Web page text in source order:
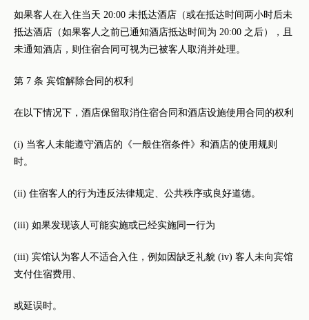
如果客人在入住当天 20:00 未抵达酒店（或在抵达时间两小时后未
抵达酒店（如果客人之前已通知酒店抵达时间为 20:00 之后），且
未通知酒店，则住宿合同可视为已被客人取消并处理。
第 7 条 宾馆解除合同的权利
在以下情况下，酒店保留取消住宿合同和酒店设施使用合同的权利
(i) 当客人未能遵守酒店的《一般住宿条件》和酒店的使用规则
时。
(ii) 住宿客人的行为违反法律规定、公共秩序或良好道德。
(iii) 如果发现该人可能实施或已经实施同一行为
(iii) 宾馆认为客人不适合入住，例如因缺乏礼貌 (iv) 客人未向宾馆
支付住宿费用、
或延误时。